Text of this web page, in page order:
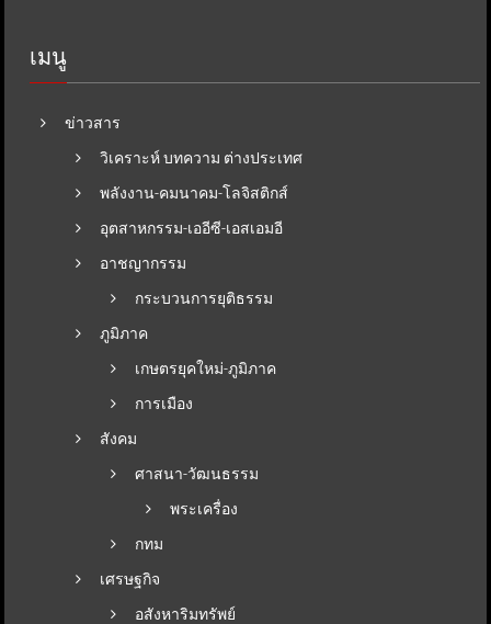
เมนู
ข่าวสาร
วิเคราะห์ บทความ ต่างประเทศ
พลังงาน-คมนาคม-โลจิสติกส์
อุตสาหกรรม-เออีซี-เอสเอมอี
อาชญากรรม
กระบวนการยุติธรรม
ภูมิภาค
เกษตรยุคใหม่-ภูมิภาค
การเมือง
สังคม
ศาสนา-วัฒนธรรม
พระเครื่อง
กทม
เศรษฐกิจ
อสังหาริมทรัพย์